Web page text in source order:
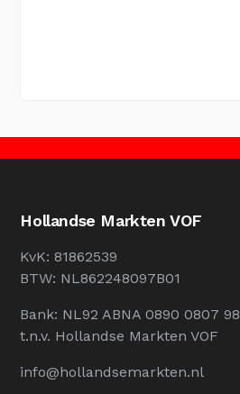
Hollandse Markten VOF
KvK: 81862539
BTW: NL862248097B01
Bank: NL92 ABNA 0890 0807 98
t.n.v. Hollandse Markten VOF
info@hollandsemarkten.nl